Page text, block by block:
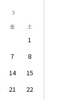
金 土
1
7
8
14
15
21
22